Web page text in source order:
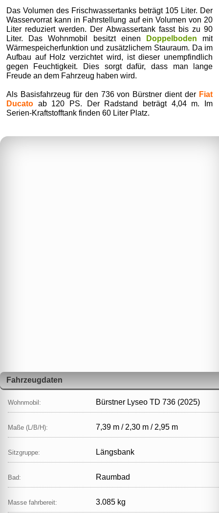
Das Volumen des Frischwassertanks beträgt 105 Liter. Der
Wasservorrat kann in Fahrstellung auf ein Volumen von 20
Liter reduziert werden. Der Abwassertank fasst bis zu 90
Liter. Das Wohnmobil besitzt einen
Doppelboden mit
Wärmespeicherfunktion und zusätzlichem Stauraum. Da im
Aufbau auf Holz verzichtet wird, ist dieser unempfindlich
gegen Feuchtigkeit. Dies sorgt dafür, dass man lange
Freude an dem Fahrzeug haben wird.
Als Basisfahrzeug für den 736 von Bürstner dient der Fiat
Ducatoab 120 PS. Der Radstand beträgt 4,04 m. Im
Serien-Kraftstofftank finden 60 Liter Platz.
Fahrzeugdaten
Wohnmobil: Bürstner Lyseo TD 736 (2025)
Maße (L/B/H): 7,39 m / 2,30 m / 2,95 m
Sitzgruppe: Längsbank
Bad: Raumbad
Masse fahrbereit: 3.085 kg